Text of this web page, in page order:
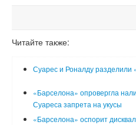
Читайте также:
Суарес и Роналду разделили
«Барселона» опровергла
Суареса запрета на укусы
«Барселона» оспорит